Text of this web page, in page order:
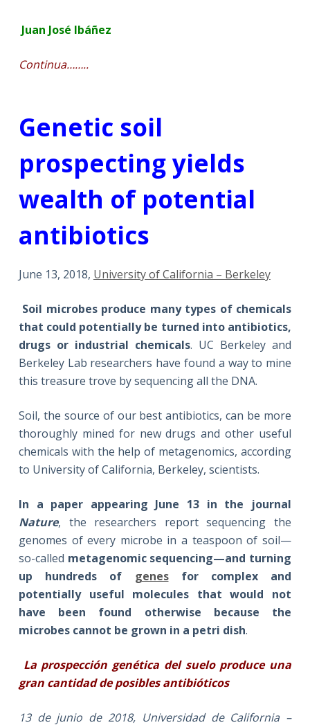
Juan José Ibáñez
Continua……..
Genetic soil
prospecting yields
wealth of potential
antibiotics
June 13, 2018, University of California – Berkeley
Soil microbes produce many types of chemicals
that could potentially be turned into antibiotics,
drugs or industrial chemicals. UC Berkeley and
Berkeley Lab researchers have found a way to mine
this treasure trove by sequencing all the DNA.
Soil, the source of our best antibiotics, can be more
thoroughly mined for new drugs and other useful
chemicals with the help of metagenomics, according
to University of California, Berkeley, scientists.
In a paper appearing June 13 in the journal
Nature, the researchers report sequencing the
genomes of every microbe in a teaspoon of soil—
so-called metagenomic sequencing—and turning
up hundreds of genesfor complex and
potentially useful molecules that would not
have been found otherwise because the
microbes cannot be grown in a petri dish.
La prospección genética del suelo produce una
gran cantidad de posibles antibióticos
13 de junio de 2018, Universidad de California –